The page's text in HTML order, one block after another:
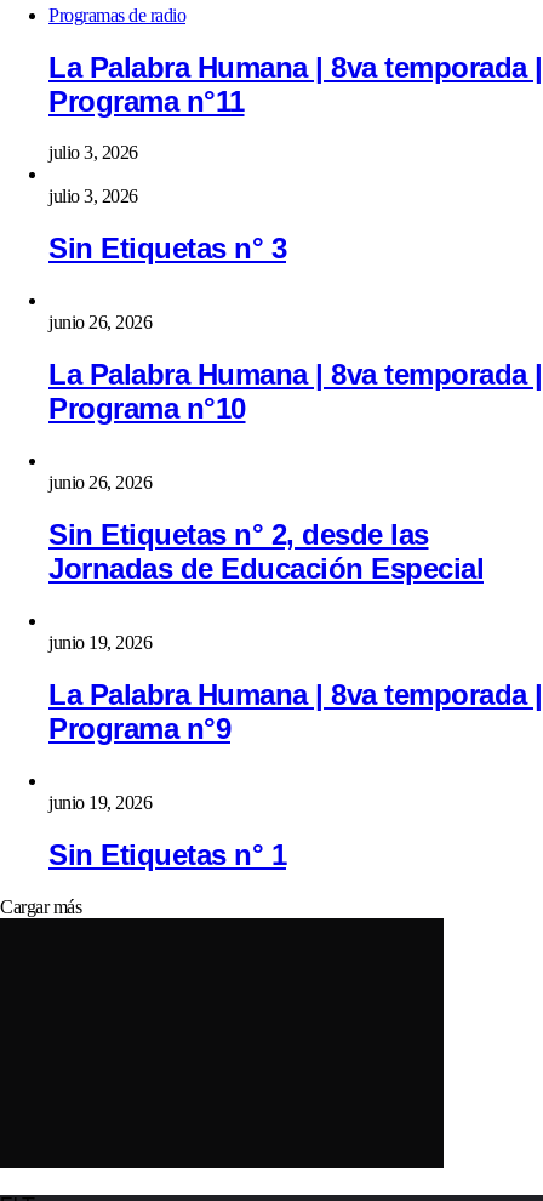
Programas de radio
La Palabra Humana | 8va temporada |
Programa n°11
julio 3, 2026
julio 3, 2026
Sin Etiquetas n° 3
junio 26, 2026
La Palabra Humana | 8va temporada |
Programa n°10
junio 26, 2026
Sin Etiquetas n° 2, desde las
Jornadas de Educación Especial
junio 19, 2026
La Palabra Humana | 8va temporada |
Programa n°9
junio 19, 2026
Sin Etiquetas n° 1
Cargar más